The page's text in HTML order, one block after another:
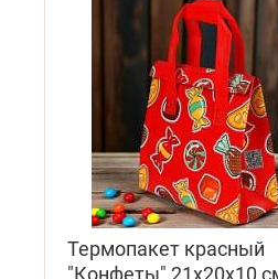
Термопакет красный